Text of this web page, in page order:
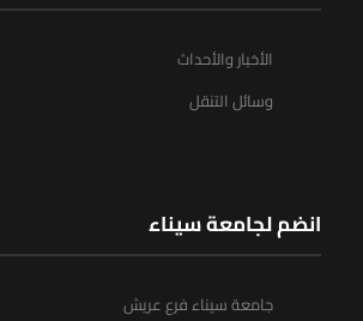
الأخبار والأحداث
وسائل التنقل
انضم لجامعة سيناء
جامعة سيناء فرع عريش